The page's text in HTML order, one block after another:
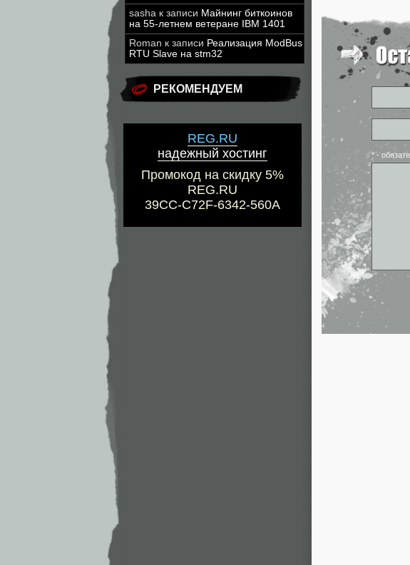
sasha к записи Майнинг биткоинов
на 55-летнем ветеране IBM 1401
Roman к записи Реализация ModBus
RTU Slave на stm32
РЕКОМЕНДУЕМ
REG.RU
надежный хостинг
Промокод на скидку 5%
REG.RU
39CC-C72F-6342-560A
* -